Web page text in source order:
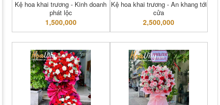
Kệ hoa khai trương - Kinh doanh
phát lộc
1,500,000
Kệ hoa khai trương - An khang tới
cửa
2,500,000